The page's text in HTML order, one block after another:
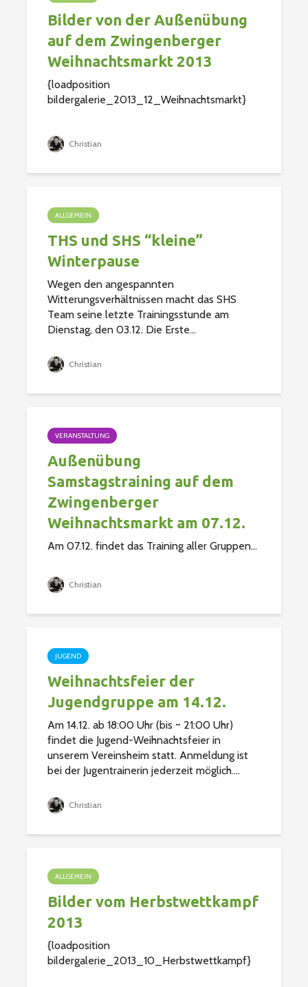
Bilder von der Außenübung
auf dem Zwingenberger
Weihnachtsmarkt 2013
{loadposition
bildergalerie_2013_12_Weihnachtsmarkt}
Christian
ALLGEMEIN
THS und SHS “kleine”
Winterpause
Wegen den angespannten
Witterungsverhältnissen macht das SHS
Team seine letzte Trainingsstunde am
Dienstag, den 03.12. Die Erste...
Christian
VERANSTALTUNG
Außenübung
Samstagstraining auf dem
Zwingenberger
Weihnachtsmarkt am 07.12.
Am 07.12. findet das Training aller Gruppen...
Christian
JUGEND
Weihnachtsfeier der
Jugendgruppe am 14.12.
Am 14.12. ab 18:00 Uhr (bis ~ 21:00 Uhr)
findet die Jugend-Weihnachtsfeier in
unserem Vereinsheim statt. Anmeldung ist
bei der Jugentrainerin jederzeit möglich....
Christian
ALLGEMEIN
Bilder vom Herbstwettkampf
2013
{loadposition
bildergalerie_2013_10_Herbstwettkampf}